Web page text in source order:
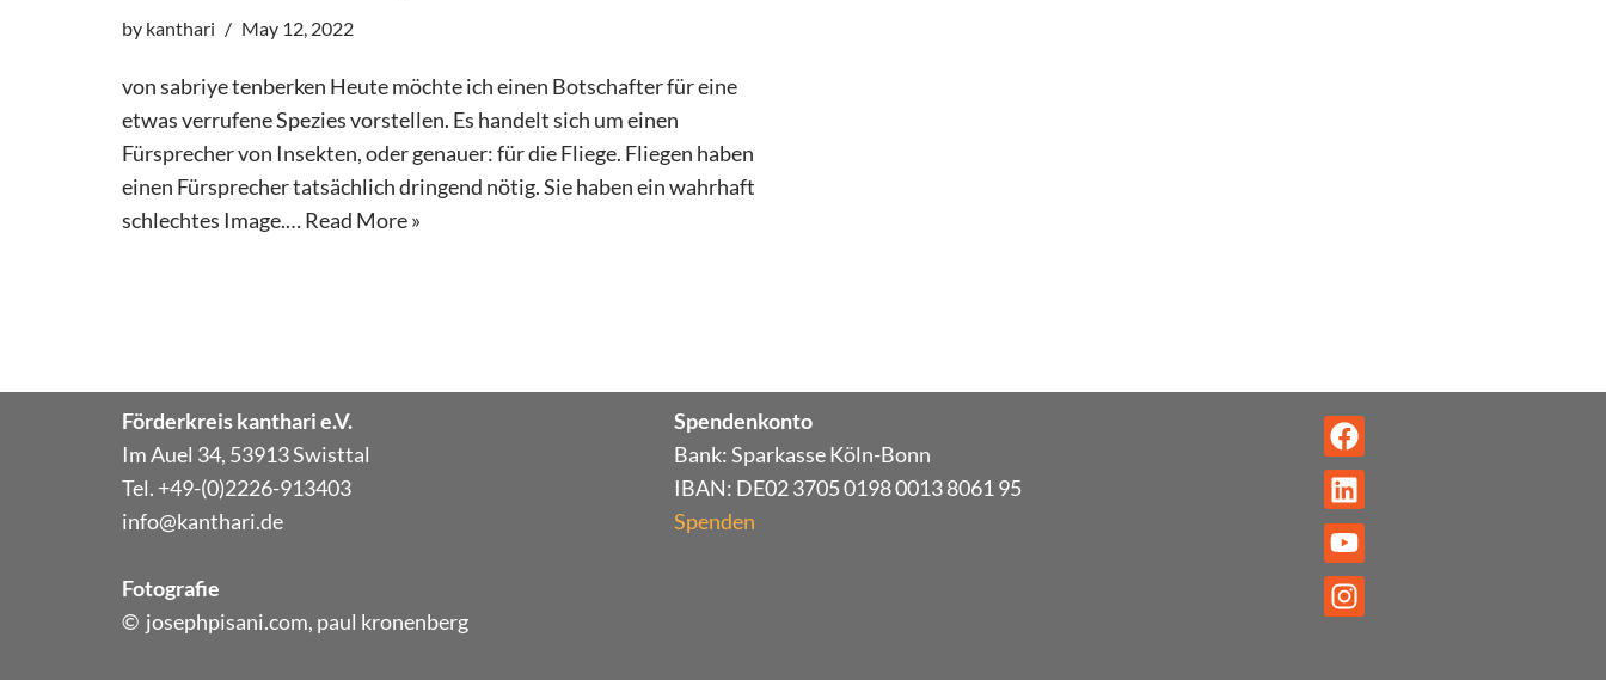
by kanthari May 12, 2022
von sabriye tenberken Heute möchte ich einen Botschafter für eine
etwas verrufene Spezies vorstellen. Es handelt sich um einen
Fürsprecher von Insekten, oder genauer: für die Fliege. Fliegen haben
einen Fürsprecher tatsächlich dringend nötig. Sie haben ein wahrhaft
schlechtes Image.…Read More »
Förderkreis kanthari e.V.
Im Auel 34, 53913 Swisttal
Tel. +49-(0)2226-913403
info@kanthari.de
Fotografie
© josephpisani.com, paul kronenberg
Spendenkonto
Bank: Sparkasse Köln-Bonn
IBAN: DE02 3705 0198 0013 8061 95
Spenden